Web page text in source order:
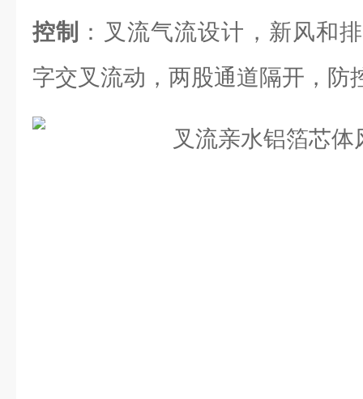
控制
：叉流气流设计，新风和
字交叉流动，两股通道隔开，防